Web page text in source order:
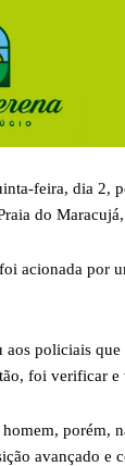
feira, dia 2,
do
acionada por
policiais que
foi verificar
porém,
avançado e